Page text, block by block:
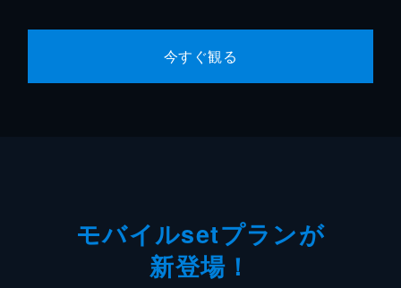
今すぐ観る
モバイルsetプランが
新登場！